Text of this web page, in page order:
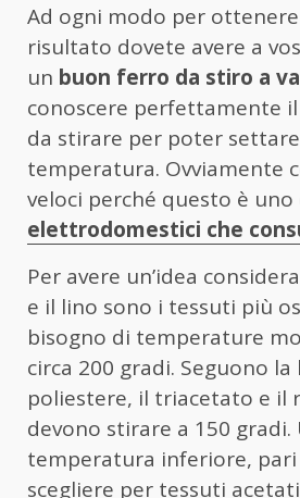
Ad ogni modo per
risultato dovete avere a
un buon ferro da stiro a
conoscere perfettamente
da stirare per poter
temperatura. Ovviamente
veloci perché questo è uno
elettrodomestici che
Per avere un’idea
e il lino sono i tessuti più
bisogno di temperature
circa 200 gradi. Seguono la
poliestere, il triacetato e il
devono stirare a 150 gradi.
temperatura inferiore, pari
scegliere per tessuti